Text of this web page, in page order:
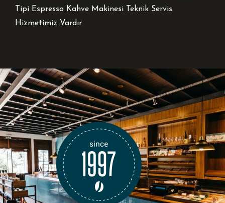
Tipi Espresso Kahve Makinesi Teknik Servis
Hizmetimiz Vardır